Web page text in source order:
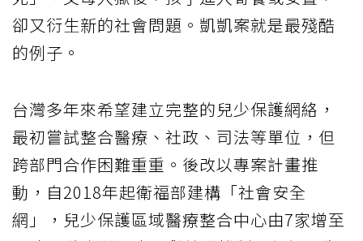
卻又衍生新的社會問題。凱凱案就是最殘酷
的例子。
台灣多年來希望建立完整的兒少保護網絡，
最初嘗試整合醫療、社政、司法等單位，但
跨部門合作困難重重。後改以專案計畫推
動，自2018年起衛福部建構「社會安全
網」，兒少保護區域醫療整合中心由7家增至